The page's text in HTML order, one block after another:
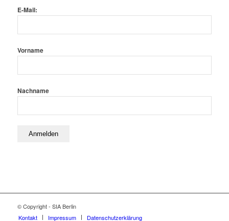
E-Mail:
Vorname
Nachname
© Copyright - SIA Berlin
Kontakt
Impressum Datenschutzerklärung